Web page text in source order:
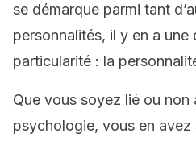
se démarque parmi tant
personnalités, il y en a une
particularité : la
Que vous soyez lié ou non
psychologie, vous en avez